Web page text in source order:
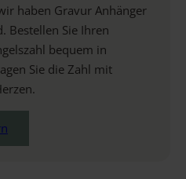
haben Gravur Anhänger
Bestellen Sie Ihren
bequem in
Sie die Zahl mit